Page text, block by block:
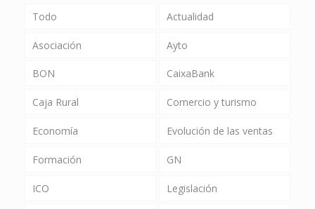
Todo Actualidad
Asociación Ayto
BON CaixaBank
Caja Rural Comercio y turismo
Economía Evolución de las ventas
Formación GN
ICO Legislación